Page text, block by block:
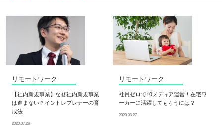
リモートワーク
【社内新規事業】なぜ社内新規事業
は進まない？イントレプレナーの育
成法
2020.07.26
リモートワーク
社員ゼロで10メディア運営！在宅ワ
ーカーに活躍してもらうには？
2020.03.27